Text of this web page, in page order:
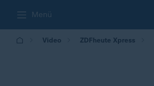
Menü
Video ZDFheute Xpress